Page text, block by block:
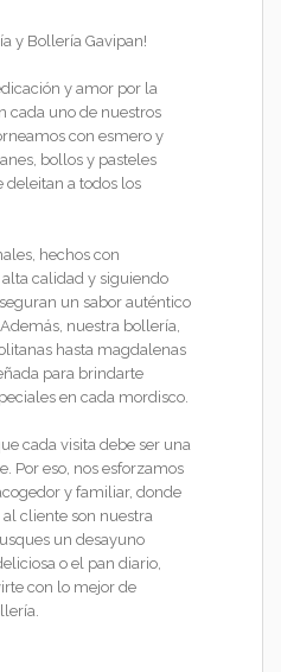
y Bollería Gavipan!
y amor por la
cada uno de nuestros
con esmero y
bollos y pasteles
deleitan a todos los
hechos con
calidad y siguiendo
un sabor auténtico
nuestra bollería,
hasta magdalenas
para brindarte
en cada mordisco.
cada visita debe ser una
Por eso, nos esforzamos
y familiar, donde
cliente son nuestra
un desayuno
o el pan diario,
con lo mejor de